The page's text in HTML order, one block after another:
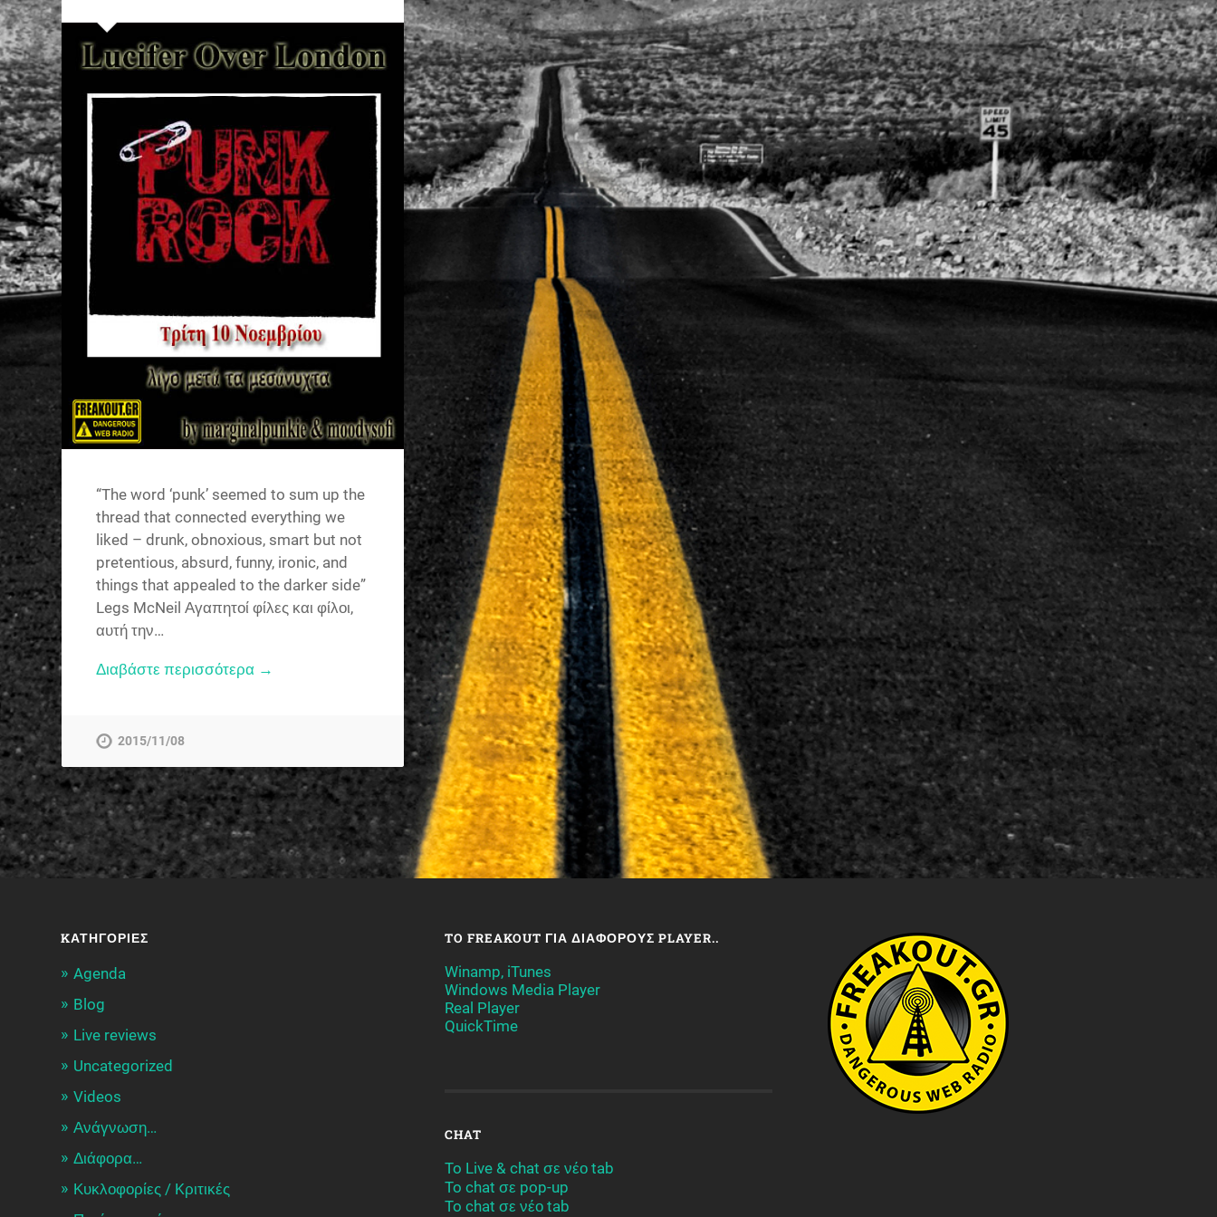
“The word ‘punk’ seemed to sum up the
thread that connected everything we
liked – drunk, obnoxious, smart but not
pretentious, absurd, funny, ironic, and
things that appealed to the darker side”
Legs McNeil Αγαπητοί φίλες και φίλοι,
αυτή την…
Διαβάστε περισσότερα →
2015/11/08
KΑΤΗΓΟΡΊΕΣ
Agenda
Blog
Live reviews
Uncategorized
Videos
Ανάγνωση…
Διάφορα…
Κυκλοφορίες / Kριτικές
TO FREAKOUT ΓΙΑ ΔΙΆΦΟΡΟΥΣ PLAYER..
Winamp, iTunes
Windows Media Player
Real Player
QuickTime
CHAT
To Live & chat σε νέο tab
To chat σε pop-up
To chat σε νέο tab